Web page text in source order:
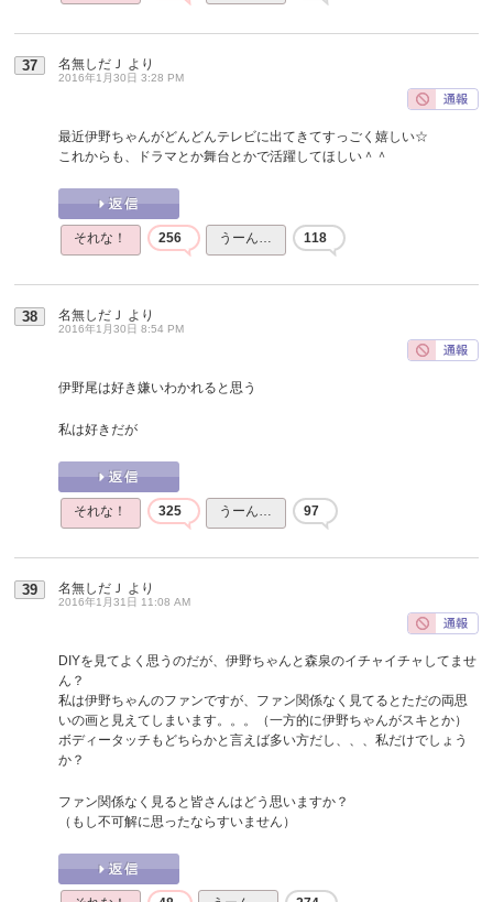
37 名無しだＪ より
2016年1月30日 3:28 PM
最近伊野ちゃんがどんどんテレビに出てきてすっごく嬉しい☆
これからも、ドラマとか舞台とかで活躍してほしい＾＾
それな！ 256 うーん… 118
38 名無しだＪ より
2016年1月30日 8:54 PM
伊野尾は好き嫌いわかれると思う
私は好きだが
それな！ 325 うーん… 97
39 名無しだＪ より
2016年1月31日 11:08 AM
DIYを見てよく思うのだが、伊野ちゃんと森泉のイチャイチャしてませ
ん？
私は伊野ちゃんのファンですが、ファン関係なく見てるとただの両思
いの画と見えてしまいます。。。（一方的に伊野ちゃんがスキとか）
ボディータッチもどちらかと言えば多い方だし、、、私だけでしょう
か？
ファン関係なく見ると皆さんはどう思いますか？
（もし不可解に思ったならすいません）